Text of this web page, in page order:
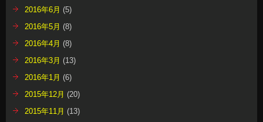
2016年6月 (5)
2016年5月 (8)
2016年4月 (8)
2016年3月 (13)
2016年1月 (6)
2015年12月 (20)
2015年11月 (13)